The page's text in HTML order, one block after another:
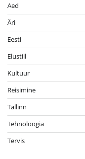
Aed
Äri
Eesti
Elustiil
Kultuur
Reisimine
Tallinn
Tehnoloogia
Tervis